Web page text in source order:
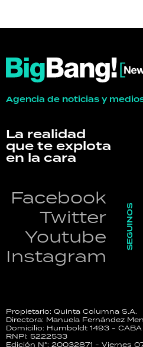
Agencia de noticias y
La realidad
que te explota
en la cara
Facebook
Twitter
Youtube
Instagram
SEGUINOS
Propietario: Quinta Columna S.A.
Directora: Manuela Fernández
Domicilio: Humboldt 1493 - CABA
RNPI: 5222533
Edición N°: 20032871 - Viernes